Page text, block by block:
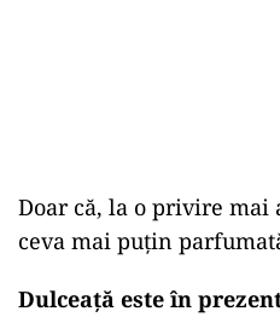
Doar că, la o privire mai
ceva mai puțin
Dulceață este în